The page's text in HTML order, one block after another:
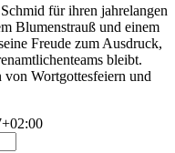
für ihren jahrelangen
Blumenstrauß und einem
Freude zum Ausdruck,
bleibt.
von Wortgottesfeiern und